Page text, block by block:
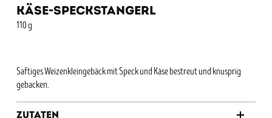
BÄCKEREI
VORBESTELLUNG
KÄSE-SPECKSTANGERL
110 g
Saftiges Weizenkleingebäck mit Speck und Käse bestreut und knusprig
gebacken.
Zutaten